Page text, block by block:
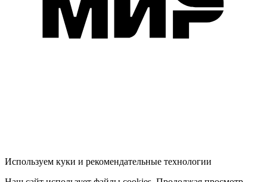
Используем куки и рекомендательные технологии